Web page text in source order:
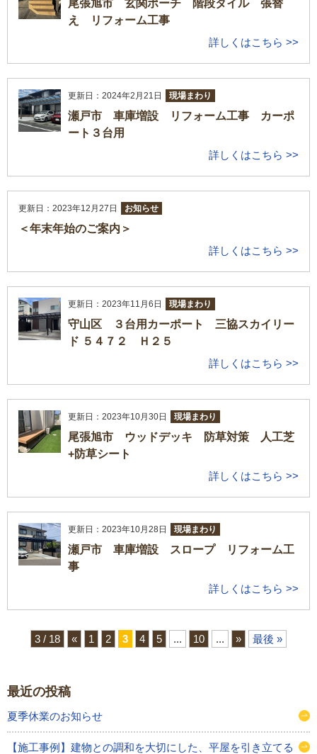
尾張旭市 玄関ポーチ 階段タイル 張替
え リフォーム工事
詳しくはこちら >>
更新日：2024年2月21日 現場まわり
瀬戸市 車庫増設 リフォーム工事 カーポ
ート３台用
詳しくはこちら >>
更新日：2023年12月27日 お知らせ
＜年末年始のご案内＞
詳しくはこちら >>
更新日：2023年11月6日 現場まわり
守山区 ３台用カーポート 三協スカイリー
ド ５４７２ Ｈ２５
詳しくはこちら >>
更新日：2023年10月30日 現場まわり
尾張旭市 ウッドデッキ 防草対策 人工芝
+防草シート
詳しくはこちら >>
更新日：2023年10月28日 現場まわり
瀬戸市 車庫増設 スロープ リフォーム工
事
詳しくはこちら >>
3 / 18 « 1 2 3 4 5 ... 10 ... » 最後 »
最近の投稿
夏季休業のお知らせ
【施工事例】建物との調和を大切にした、平屋を引き立てる